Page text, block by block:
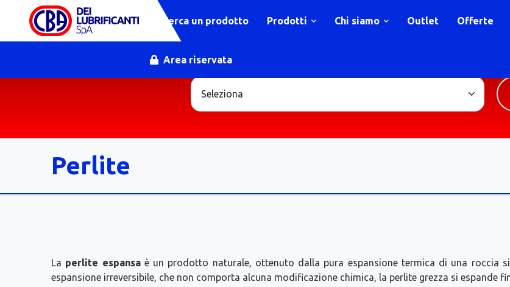
Cerca un prodotto Prodotti Chi siamo Outlet Offerte
Area riservata
Perlite
La perlite espansaè un prodotto naturale, ottenuto dalla pura espansione termica di una roccia
espansione irreversibile, che non comporta alcuna modificazione chimica, la perlite grezza si espande